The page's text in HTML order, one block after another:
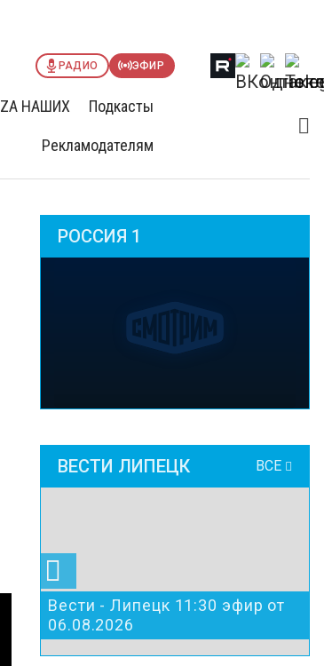
РАДИО ЭФИР
ZА НАШИХ Подкасты
Рекламодателям
РОССИЯ 1
ВЕСТИ ЛИПЕЦК ВСЕ
Вести - Липецк 11:30 эфир от
06.08.2026